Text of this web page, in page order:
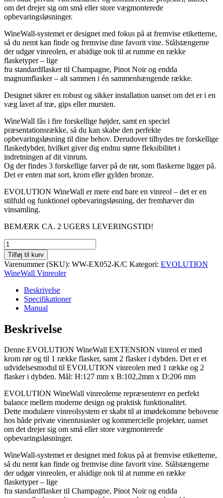
om det drejer sig om små eller store vægmonterede
opbevaringsløsninger.
WineWall-systemet er designet med fokus på at fremvise etiketterne,
så du nemt kan finde og fremvise dine favorit vine. Stålstængerne
der udgør vinreolen, er alsidige nok til at rumme en række
flasketyper – lige
fra standardflasker til Champagne, Pinot Noir og endda
magnumflasker – alt sammen i én sammenhængende række.
Designet sikrer en robust og sikker installation uanset om det er i en
væg lavet af træ, gips eller mursten.
WineWall fås i fire forskellige højder, samt en speciel
præsentationsrække, så du kan skabe den perfekte
opbevaringsløsning til dine behov. Derudover tilbydes tre forskellige
flaskedybder, hvilket giver dig endnu større fleksibilitet i
indretningen af dit vinrum.
Og der findes 3 forskellige farver på de rør, som flaskerne ligger på.
Det er enten mat sort, krom eller gylden bronze.
EVOLUTION WineWall er mere end bare en vinreol – det er en
stilfuld og funktionel opbevaringsløsning, der fremhæver din
vinsamling.
BEMÆRK CA. 2 UGERS LEVERINGSTID!
EVOLUTION
WineWall
6
flasker
EXTENSION
(krom
antal
Tilføj til kurv
Varenummer (SKU): WW-EX052-K/C Kategori: EVOLUTION
WineWall Vinreoler
Beskrivelse
Specifikationer
Manual
Beskrivelse
Denne EVOLUTION WineWall EXTENSION vinreol er med
krom rør og til 1 række flasker, samt 2 flasker i dybden. Det er et
udvidelsesmodul til EVOLUTION vinreolen med 1 række og 2
flasker i dybden. Mål: H:127 mm x B:102,2mm x D:206 mm
EVOLUTION WineWall vinreolerne repræsenterer en perfekt
balance mellem moderne design og praktisk funktionalitet.
Dette modulære vinreolsystem er skabt til at imødekomme behovene
hos både private vinentusiaster og kommercielle projekter, uanset
om det drejer sig om små eller store vægmonterede
opbevaringsløsninger.
WineWall-systemet er designet med fokus på at fremvise etiketterne,
så du nemt kan finde og fremvise dine favorit vine. Stålstængerne
der udgør vinreolen, er alsidige nok til at rumme en række
flasketyper – lige
fra standardflasker til Champagne, Pinot Noir og endda